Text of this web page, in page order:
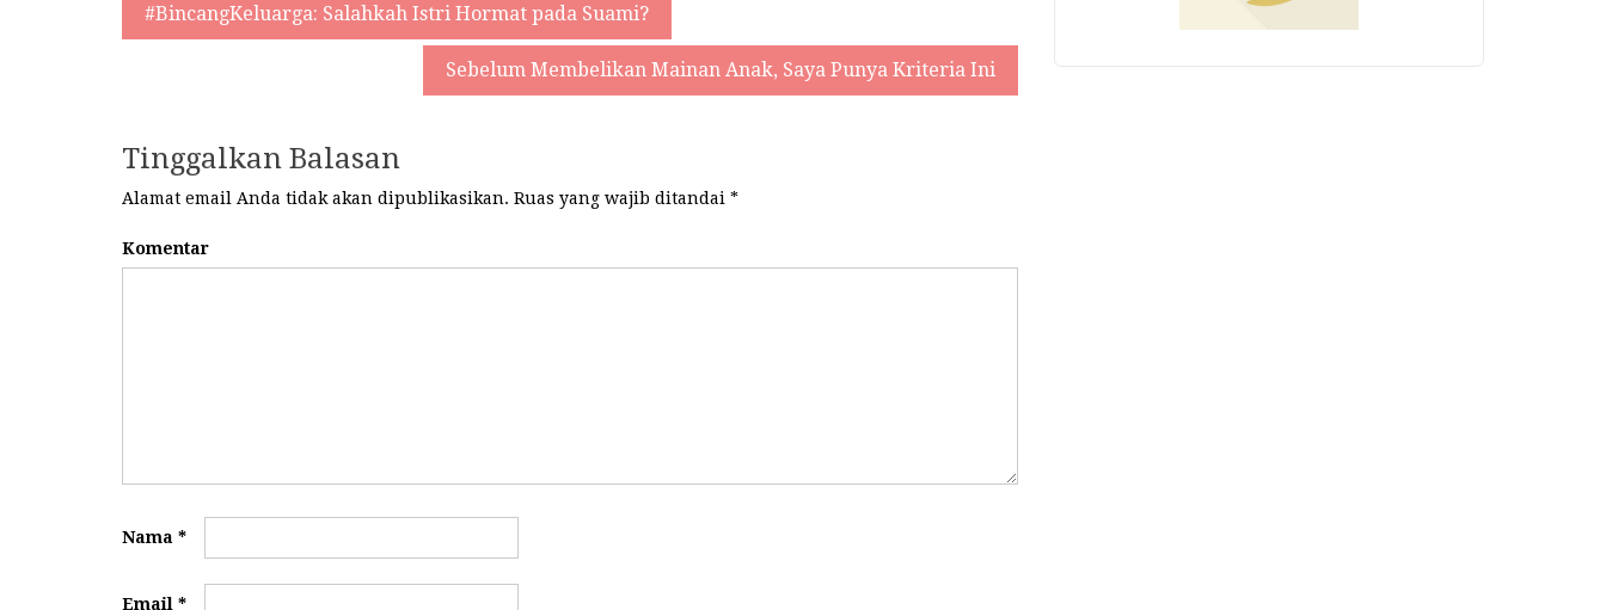
Navigasi
#BincangKeluarga: Salahkah Istri Hormat pada Suami?
Sebelum Membelikan Mainan Anak, Saya Punya Kriteria Ini
Tinggalkan Balasan
Alamat email Anda tidak akan dipublikasikan. Ruas yang wajib ditandai *
Komentar
Nama *
Email *